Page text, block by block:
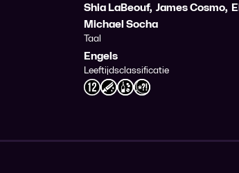
Shia LaBeouf, James Cosmo,
Michael Socha
Taal
Engels
Leeftijdsclassificatie